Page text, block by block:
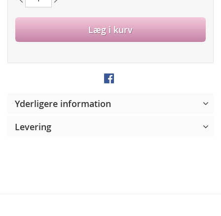
Læg i kurv
Yderligere information
Levering